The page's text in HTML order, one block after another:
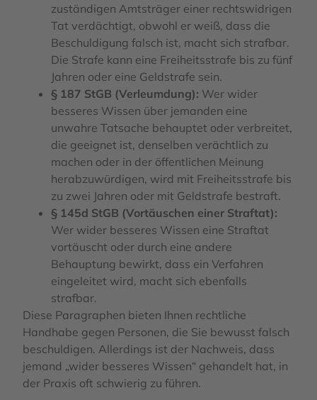
zuständigen Amtsträger einer rechtswidrigen
Tat verdächtigt, obwohl er weiß, dass die
Beschuldigung falsch ist, macht sich strafbar.
Die Strafe kann eine Freiheitsstrafe bis zu fünf
Jahren oder eine Geldstrafe sein.
§ 187 StGB (Verleumdung): Wer wider
besseres Wissen über jemanden eine
unwahre Tatsache behauptet oder verbreitet,
die geeignet ist, denselben verächtlich zu
machen oder in der öffentlichen Meinung
herabzuwürdigen, wird mit Freiheitsstrafe bis
zu zwei Jahren oder mit Geldstrafe bestraft.
§ 145d StGB (Vortäuschen einer Straftat):
Wer wider besseres Wissen eine Straftat
vortäuscht oder durch eine andere
Behauptung bewirkt, dass ein Verfahren
eingeleitet wird, macht sich ebenfalls
strafbar.
Diese Paragraphen bieten Ihnen rechtliche
Handhabe gegen Personen, die Sie bewusst falsch
beschuldigen. Allerdings ist der Nachweis, dass
jemand „wider besseres Wissen“ gehandelt hat, in
der Praxis oft schwierig zu führen.